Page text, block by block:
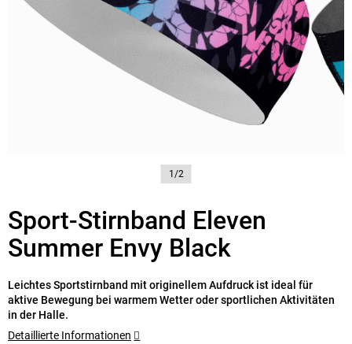
1/2
Sport-Stirnband Eleven
Summer Envy Black
Leichtes Sportstirnband mit originellem Aufdruck ist ideal für
aktive Bewegung bei warmem Wetter oder sportlichen Aktivitäten
in der Halle.
Detaillierte Informationen